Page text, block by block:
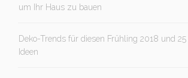
um Ihr Haus zu bauen
Deko-Trends für diesen Frühling 2018 und
Ideen